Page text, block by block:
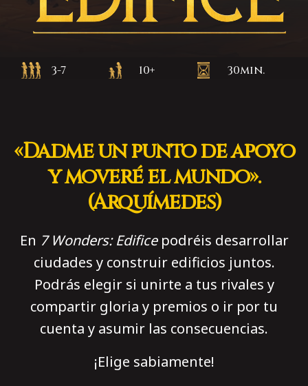
3-7 10+ 30min.
«Dadme un punto de apoyo
y moveré el mundo».
(Arquímedes)
En 7 Wonders: Edificepodréis desarrollar
ciudades y construir edificios juntos.
Podrás elegir si unirte a tus rivales y
compartir gloria y premios o ir por tu
cuenta y asumir las consecuencias.
¡Elige sabiamente!